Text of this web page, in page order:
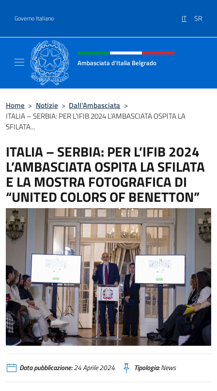
Governo Italiano IT SR
Intestazione sito, social e menù
Ambasciata d'Italia Belgrado
Home > Notizie > Dall’Ambasciata >
ITALIA – SERBIA: PER L’IFIB 2024 L’AMBASCIATA OSPITA LA
SFILATA...
ITALIA – SERBIA: PER L’IFIB 2024
L’AMBASCIATA OSPITA LA SFILATA
E LA MOSTRA FOTOGRAFICA DI
“UNITED COLORS OF BENETTON”
Data pubblicazione:24 Aprile 2024 Tipologia:News